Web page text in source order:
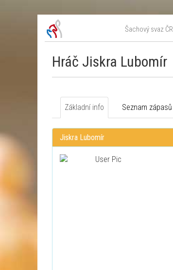
Šachový svaz ČR
Hráč Jiskra Lubomír
Základní info Seznam zápasů
Jiskra Lubomír